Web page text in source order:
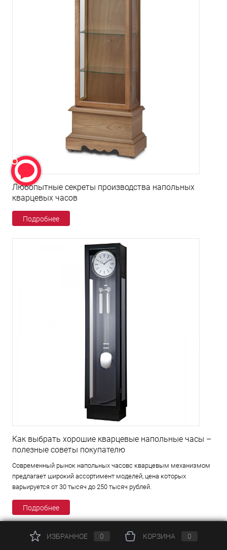
Любопытные секреты производства напольных
кварцевых часов
Подробнее
Как выбрать хорошие кварцевые напольные часы –
полезные советы покупателю
Современный рынок напольных часовс кварцевым механизмом
предлагает широкий ассортимент моделей, цена которых
варьируется от 30 тысяч до 250 тысяч рублей.
Подробнее
ИЗБРАННОЕ 0 КОРЗИНА 0